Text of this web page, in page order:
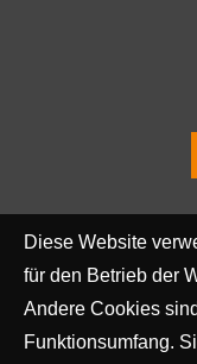
Diese Website
für den Betrieb der
Andere Cookies
Funktionsumfang.